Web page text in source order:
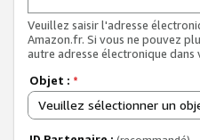
Veuillez saisir l'adresse
Amazon.fr. Si vous ne pouvez
autre adresse électronique dans
Objet : *
Veuillez sélectionner un